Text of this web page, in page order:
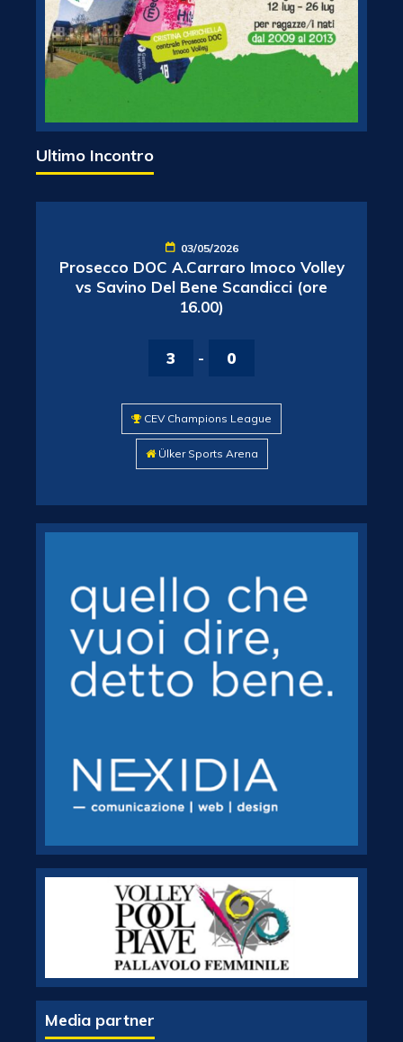
Ultimo Incontro
03/05/2026
Prosecco DOC A.Carraro Imoco Volley
vs Savino Del Bene Scandicci (ore
16.00)
3 - 0
CEV Champions League
Ülker Sports Arena
Media partner